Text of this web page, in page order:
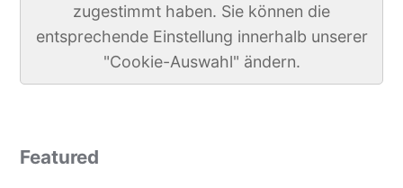
zugestimmt haben. Sie können die
entsprechende Einstellung innerhalb unserer
"Cookie-Auswahl" ändern.
Featured